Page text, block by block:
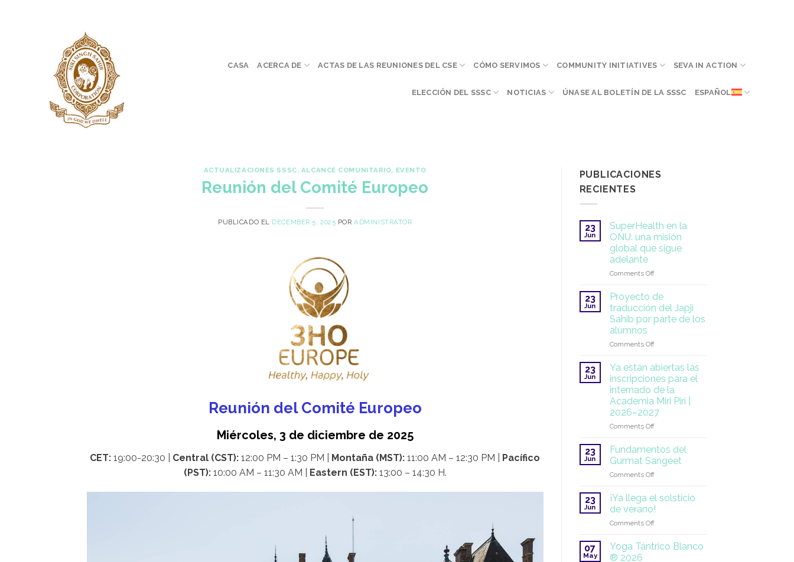
CASA ACERCA DE ACTAS DE LAS REUNIONES DEL CSE CÓMO SERVIMOS COMMUNITY INITIATIVES SEVA IN ACTION
ELECCIÓN DEL SSSC NOTICIAS ÚNASE AL BOLETÍN DE LA SSSC ESPAÑOL
ACTUALIZACIONES SSSC, ALCANCE COMUNITARIO, EVENTO
Reunión del Comité Europeo
PUBLICADO EL DECEMBER 5, 2025 PORADMINISTRATOR
Reunión del Comité Europeo
Miércoles, 3 de diciembre de 2025
CET:19:00-20:30 Central (CST): 12:00 PM – 1:30 PM | Montaña (MST): 11:00 AM – 12:30 PM | Pacífico
(PST):10:00 AM – 11:30 AM | Eastern (EST):13:00 – 14:30 H.
PUBLICACIONES
RECIENTES
23
Jun
SuperHealth en la
ONU: una misión
global que sigue
adelante
Comments Offon
en
la
ONU:
una
global
sigue
adelante
23
Jun
Proyecto de
traducción del Japji
Sahib por parte de los
alumnos
Comments Offon
de
traducción
del
Japji
Sahib
por
parte
alumnos
23
Jun
Ya están abiertas las
inscripciones para el
internado de la
Academia Miri Piri |
2026–2027
Comments Offon
están
abiertas
las
inscripciones
el
internado
Miri
23
Jun
Fundamentos del
Gurmat Sangeet
Comments Offon
del
Gurmat
Sangeet
23
Jun
¡Ya llega el solsticio
de verano!
Comments Offon
llega
el
07
May
Yoga Tántrico Blanco
® 2026